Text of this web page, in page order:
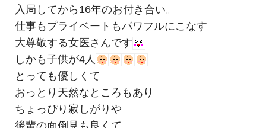
入局してから16年のお付き合い。
仕事もプライベートもパワフルにこなす
大尊敬する女医さんです
しかも子供が4人
とっても優しくて
おっとり天然なところもあり
ちょっぴり寂しがりや